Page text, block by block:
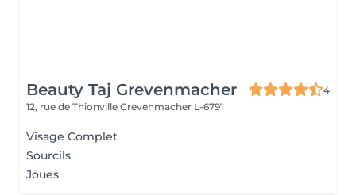
Beauty Taj Grevenmacher
4
12, rue de Thionville Grevenmacher L-6791
Visage Complet
Sourcils
Joues